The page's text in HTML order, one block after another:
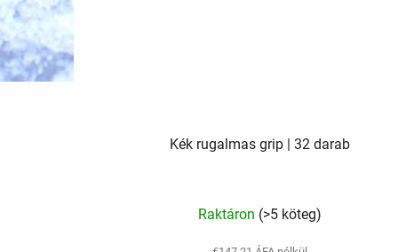
Kék rugalmas grip | 32 darab
Raktáron (>5 köteg)